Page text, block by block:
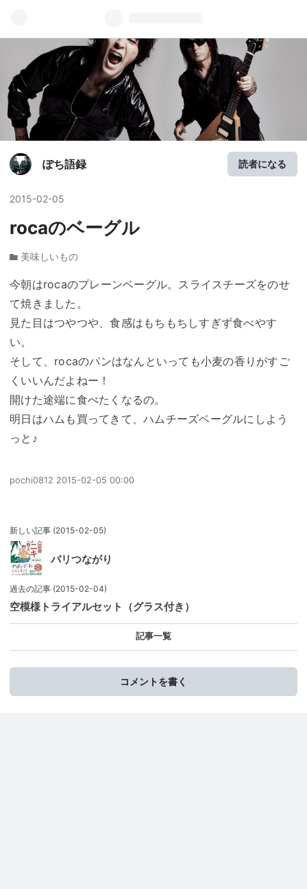
ぽち語録 読者になる
2015-02-05
rocaのベーグル
美味しいもの
今朝はrocaのプレーンベーグル。スライスチーズをのせ
て焼きました。
見た目はつやつや、食感はもちもちしすぎず食べやす
い。
そして、rocaのパンはなんといっても小麦の香りがすご
くいいんだよねー！
開けた途端に食べたくなるの。
明日はハムも買ってきて、ハムチーズベーグルにしよう
っと♪
pochi0812 2015-02-05 00:00
新しい記事 (2015-02-05)
バリつながり
過去の記事 (2015-02-04)
空模様トライアルセット（グラス付き）
記事一覧
コメントを書く